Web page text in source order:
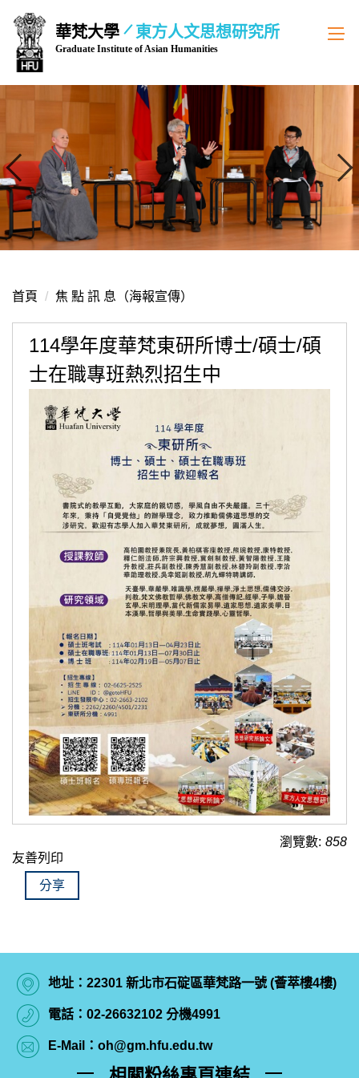
跳
到
主
要
內
華梵大學 東方人文思想研究所
Graduate Institute of Asian Humanities
首頁 焦 點 訊 息（海報宣傳）
114學年度華梵東研所博士/碩士/碩
士在職專班熱烈招生中
瀏覽數: 858
友善列印
分享
地址：22301 新北市石碇區華梵路一號 (薈萃樓4樓)
電話：02-26632102 分機4991
E-Mail：oh@gm.hfu.edu.tw